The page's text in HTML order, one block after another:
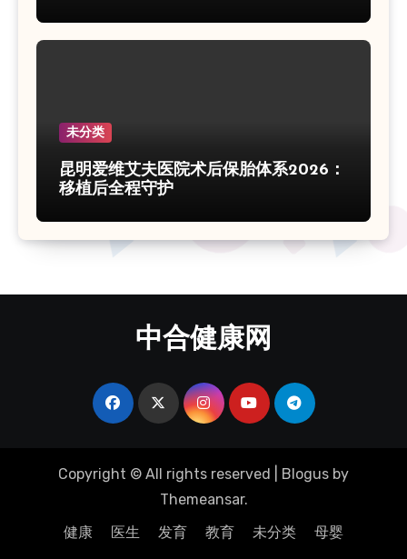
未分类
昆明爱维艾夫医院术后保胎体系2026：
移植后全程守护
中合健康网
Copyright © All rights reserved Blogus by
Themeansar.
健康
医生 发育 教育 未分类 母婴